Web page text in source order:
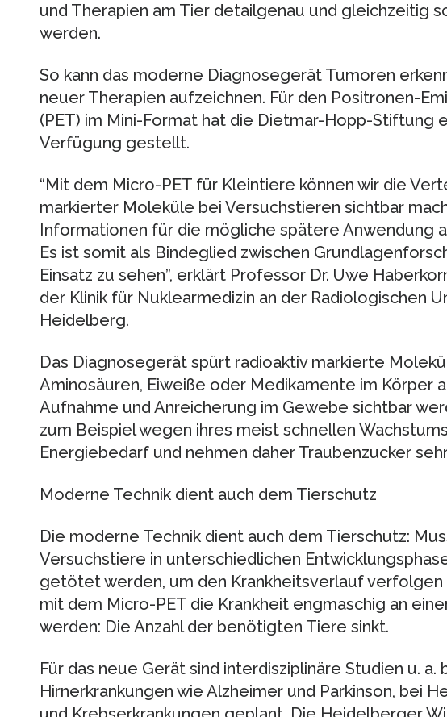
und Therapien am Tier detailgenau und gleichzeitig
werden.
So kann das moderne Diagnosegerät Tumoren
neuer Therapien aufzeichnen. Für den Positronen-
(PET) im Mini-Format hat die Dietmar-Hopp-Stiftung
Verfügung gestellt.
“Mit dem Micro-PET für Kleintiere können wir die
markierter Moleküle bei Versuchstieren sichtbar
Informationen für die mögliche spätere Anwendung
Es ist somit als Bindeglied zwischen
Einsatz zu sehen”, erklärt Professor Dr. Uwe
der Klinik für Nuklearmedizin an der Radiologischen
Heidelberg.
Das Diagnosegerät spürt radioaktiv markierte
Aminosäuren, Eiweiße oder Medikamente im Körper
Aufnahme und Anreicherung im Gewebe sichtbar
zum Beispiel wegen ihres meist schnellen
Energiebedarf und nehmen daher Traubenzucker
Moderne Technik dient auch dem Tierschutz
Die moderne Technik dient auch dem Tierschutz:
Versuchstiere in unterschiedlichen
getötet werden, um den Krankheitsverlauf verfolgen
mit dem Micro-PET die Krankheit engmaschig an
werden: Die Anzahl der benötigten Tiere sinkt.
Für das neue Gerät sind interdisziplinäre Studien u. a.
Hirnerkrankungen wie Alzheimer und Parkinson, bei